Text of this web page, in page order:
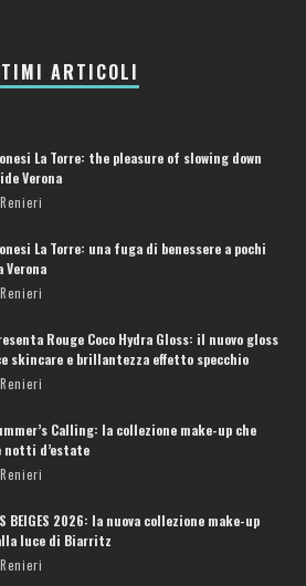
ARTICOLI
La Torre: the pleasure of slowing down
Verona
La Torre: una fuga di benessere a pochi
Rouge Coco Hydra Gloss: il nuovo gloss
skincare e brillantezza effetto specchio
Calling: la collezione make-up che
notti d’estate
BEIGES 2026: la nuova collezione make-up
luce di Biarritz